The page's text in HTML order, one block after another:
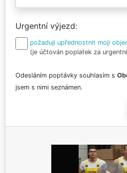
Urgentní výjezd
požaduji upřednostnit moji
(je účtován poplatek za
Odesláním poptávky souhlasím s
jsem s nimi seznámen.